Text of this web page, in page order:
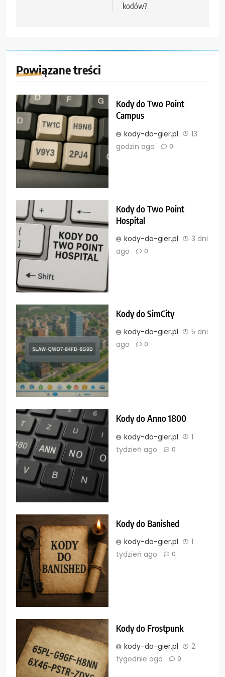
kodów?
Powiązane treści
Kody do Two Point
Campus
kody-do-gier.pl
13
godzin ago
0
Kody do Two Point
Hospital
kody-do-gier.pl
3 dni
ago
0
Kody do SimCity
kody-do-gier.pl
5 dni
ago
0
Kody do Anno 1800
kody-do-gier.pl
1
tydzień ago
0
Kody do Banished
kody-do-gier.pl
1
tydzień ago
0
Kody do Frostpunk
kody-do-gier.pl
2
tygodnie ago
0